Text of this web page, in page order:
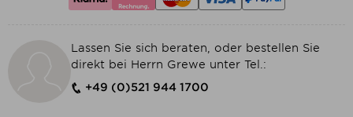
Lassen Sie sich beraten, oder bestellen Sie
direkt bei Herrn Grewe unter Tel.:
+49 (0)521 944 1700